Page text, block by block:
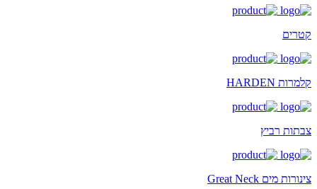
קטרים
קלמרות HARDEN
צבתות רביץ
צינורות מים Great Neck